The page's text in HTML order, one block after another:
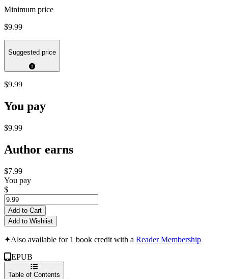
Minimum price
$9.99
Suggested price
$9.99
You pay
$9.99
Author earns
$7.99
You pay
$
Add to Cart
Add to Wishlist
✦Also available for 1 book credit with a Reader Membership
EPUB
Table of Contents